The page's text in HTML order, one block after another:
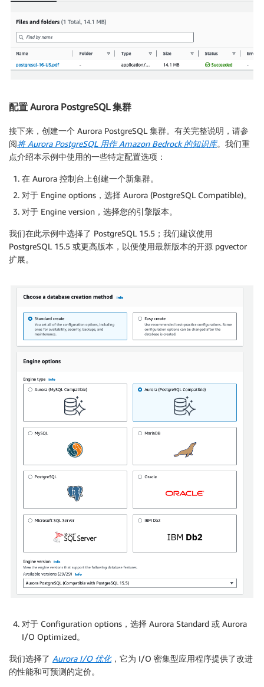
配置 Aurora PostgreSQL 集群
接下来，创建一个 Aurora PostgreSQL 集群。有关完整说明，请参
阅将 Aurora PostgreSQL 用作 Amazon Bedrock 的知识库。我们重
点介绍本示例中使用的一些特定配置选项：
在 Aurora 控制台上创建一个新集群。
对于 Engine options，选择 Aurora (PostgreSQL Compatible)。
对于 Engine version，选择您的引擎版本。
我们在此示例中选择了 PostgreSQL 15.5；我们建议使用
PostgreSQL 15.5 或更高版本，以便使用最新版本的开源 pgvector
扩展。
对于 Configuration options，选择 Aurora Standard 或 Aurora
I/O Optimized。
我们选择了 Aurora I/O 优化，它为 I/O 密集型应用程序提供了改进
的性能和可预测的定价。